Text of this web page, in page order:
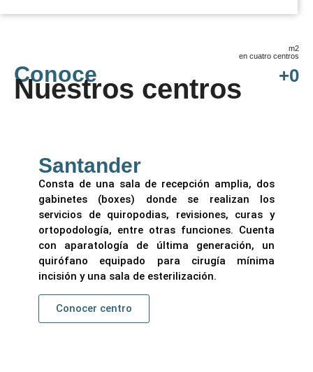
Conoce
Nuestros centros
m2
en cuatro centros
+0
Santander
Consta de una sala de recepción amplia, dos
gabinetes (boxes) donde se realizan los
servicios de quiropodias, revisiones, curas y
ortopodología, entre otras funciones. Cuenta
con aparatología de última generación, un
quirófano equipado para cirugía mínima
incisión y una sala de esterilización.
Conocer centro